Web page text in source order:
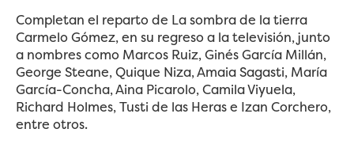
Completan el reparto de La sombra de la tierra
Carmelo Gómez, en su regreso a la televisión, junto
a nombres como Marcos Ruiz, Ginés García Millán,
George Steane, Quique Niza, Amaia Sagasti, María
García-Concha, Aina Picarolo, Camila Viyuela,
Richard Holmes, Tusti de las Heras e Izan Corchero,
entre otros.